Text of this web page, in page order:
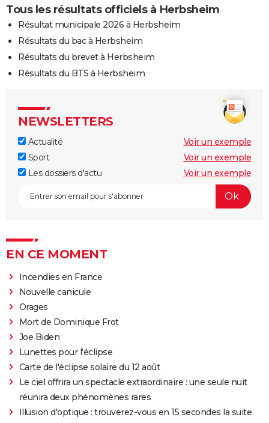
Tous les résultats officiels à Herbsheim
Résultat municipale 2026 à Herbsheim
Résultats du bac à Herbsheim
Résultats du brevet à Herbsheim
Résultats du BTS à Herbsheim
NEWSLETTERS
Actualité
Voir un exemple
Sport
Voir un exemple
Les dossiers d'actu
Voir un exemple
EN CE MOMENT
Incendies en France
Nouvelle canicule
Orages
Mort de Dominique Frot
Joe Biden
Lunettes pour l'éclipse
Carte de l'éclipse solaire du 12 août
Le ciel offrira un spectacle extraordinaire : une seule nuit
réunira deux phénomènes rares
Illusion d'optique : trouverez-vous en 15 secondes la suite